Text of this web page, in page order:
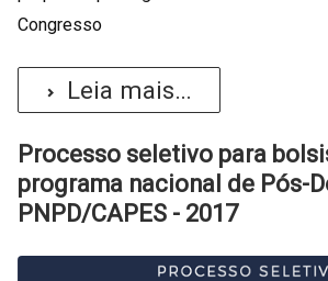
Congresso
Leia mais...
Processo seletivo para
programa nacional de Pós-
PNPD/CAPES - 2017